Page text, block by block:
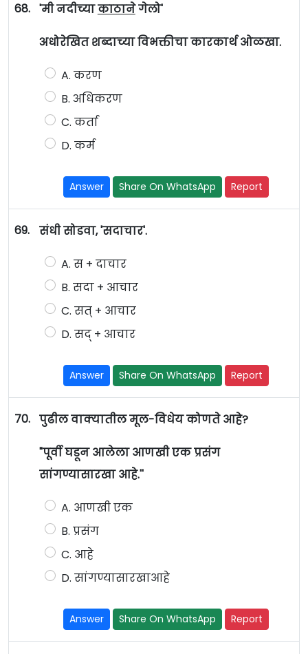
68. 'मी नदीच्याकाठानेगेलो'
अधोरेखित शब्दाच्या विभक्तीचा कारकार्थ ओळखा.
A. करण
B. अधिकरण
C. कर्ता
D. कर्म
Answer Share On WhatsApp Report
69. संधी सोडवा, 'सदाचार'.
A. स + दाचार
B. सदा + आचार
C. सत् + आचार
D. सद् + आचार
Answer Share On WhatsApp Report
70. पुढील वाक्यातील मूल-विधेय कोणते आहे?
"पूर्वी घडून आलेला आणखी एक प्रसंग
सांगण्यासारखा आहे.''
A. आणखी एक
B. प्रसंग
C. आहे
D. सांगण्यासारखाआहे
Answer Share On WhatsApp Report